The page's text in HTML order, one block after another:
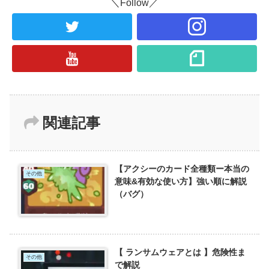
＼Follow／
関連記事
その他
【アクシーのカード全種類ー本当の
意味&有効な使い方】強い順に解説
（バグ）
その他
【 ランサムウェアとは 】危険性ま
で解説